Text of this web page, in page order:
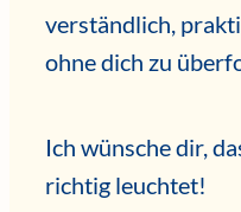
verständlich,
ohne dich zu
Ich wünsche dir,
richtig leuchtet!